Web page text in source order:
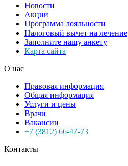
Новости
Акции
Программа лояльности
Налоговый вычет на лечение
Заполните нашу анкету
Карта сайта
О нас
Правовая информация
Общая информация
Услуги и цены
Врачи
Вакансии
+7 (3812) 66-47-73
Контакты